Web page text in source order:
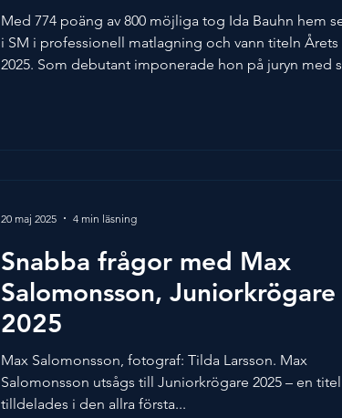
Med 774 poäng av 800 möjliga tog Ida Bauhn hem
i SM i professionell matlagning och vann titeln Årets
2025. Som debutant imponerade hon på juryn med
Snabba frågor med Max
Salomonsson, Juniorkrögare
2025
Max Salomonsson, fotograf: Tilda Larsson. Max
Salomonsson utsågs till Juniorkrögare 2025 – en
tilldelades i den allra första...
20 maj 2025 4 min läsning